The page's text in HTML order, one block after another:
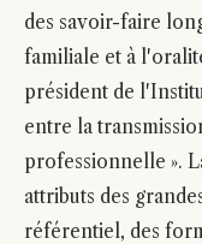
des savoir-faire
familiale et à
président de
entre la
professionnelle ».
attributs des
référentiel, des